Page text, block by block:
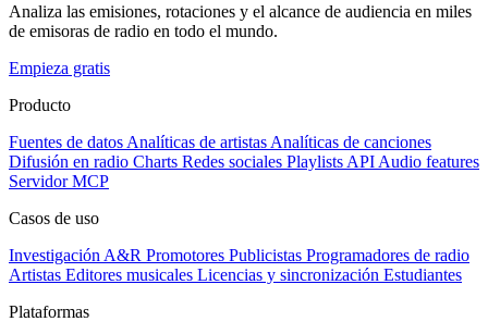
Analiza las emisiones, rotaciones y el alcance de audiencia en miles
de emisoras de radio en todo el mundo.
Empieza gratis
Producto
Fuentes de datos Analíticas de artistas Analíticas de canciones
Difusión en radio Charts Redes sociales Playlists API Audio features
Servidor MCP
Casos de uso
Investigación A&R Promotores Publicistas Programadores de radio
Artistas Editores musicales Licencias y sincronización Estudiantes
Plataformas